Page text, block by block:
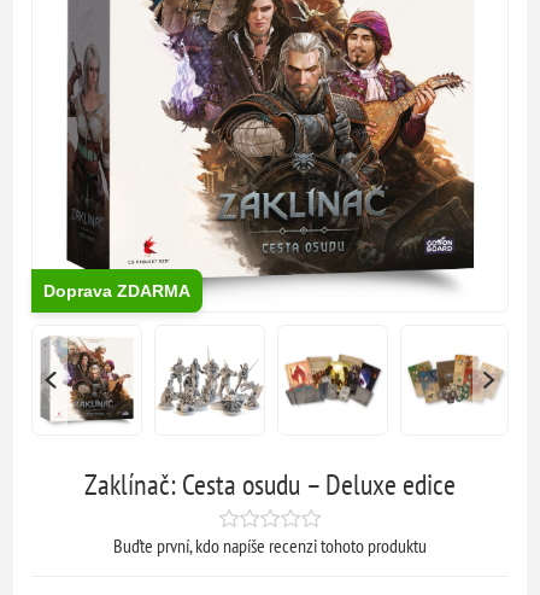
Doprava ZDARMA
Zaklínač: Cesta osudu – Deluxe edice
Buďte první, kdo napíše recenzi tohoto produktu